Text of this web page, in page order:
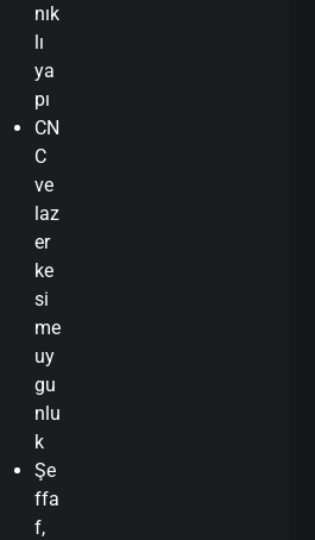
nık
lı
ya
pı
CN
C
ve
laz
er
ke
si
me
uy
gu
nlu
k
Şe
ffa
f,